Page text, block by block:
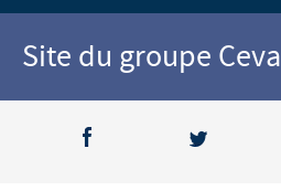
Site du groupe Ceva